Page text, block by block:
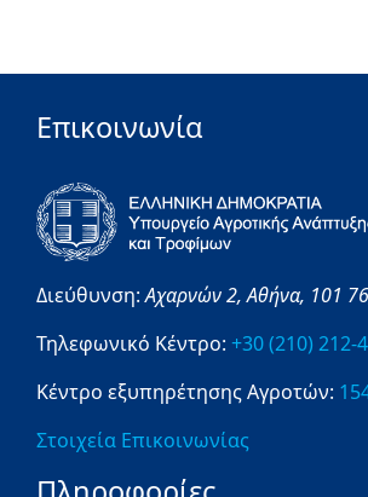
Επικοινωνία
Διεύθυνση:Αχαρνών 2,Αθήνα, 101
Τηλεφωνικό Κέντρο: +30 (210) 212-
Κέντρο εξυπηρέτησης Αγροτών:
Στοιχεία Επικοινωνίας